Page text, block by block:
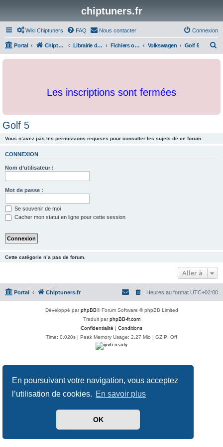
En poursuivant votre navigation, vous acceptez
l’utilisation de cookies. En savoir plus
OK
chiptuners.fr
Wiki Chiptuners FAQ Nous contacter Connexion
Portal Chiptuners.fr Librairie de documents et originaux Fichiers originaux Volkswagen Golf 5
c
Les inscriptions sont fermées
Golf 5
Vous n’avez pas les permissions requises pour consulter les sujets de ce forum.
CONNEXION
Nom d’utilisateur :
Mot de passe :
Se souvenir de moi
Cacher mon statut en ligne pour cette session
Cette catégorie n’a pas de forum.
Aller à
Portal Chiptuners.fr Heures au format UTC+02:00
Développé parphpBB® Forum Software © phpBB Limited
Traduit parphpBB-fr.com
Confidentialité | Conditions
Time: 0.020s | Peak Memory Usage: 2.27 Mio | GZIP: Off